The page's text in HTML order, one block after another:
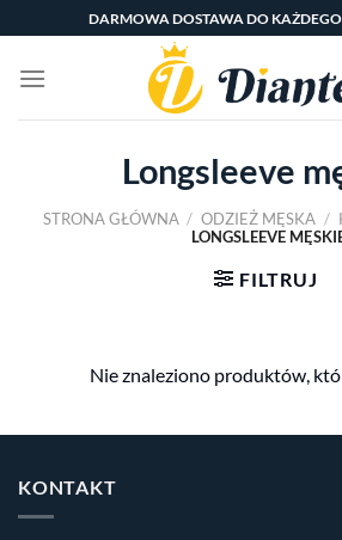
to
content
DARMOWA DOSTAWA DO
Longsleeve
STRONA GŁÓWNA / ODZIEŻ MĘSKA /
LONGSLEEVE
FILTRUJ
Nie znaleziono produktów,
KONTAKT